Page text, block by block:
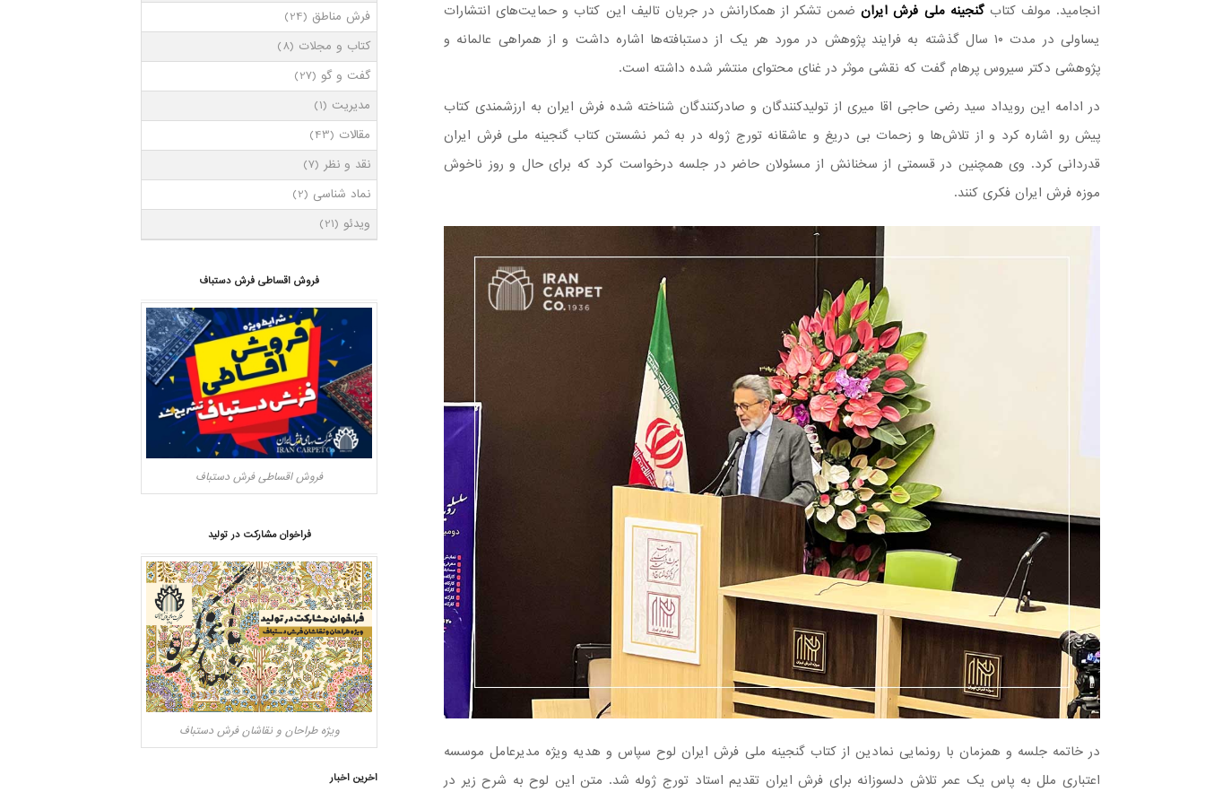
انجامید. مولف کتابگنجینه ملی فرش ایرانضمن تشکر از همکارانش در جریان تالیف این کتاب و حمایت‌های انتشارات
یساولی در مدت ۱۰ سال گذشته به فرایند پژوهش در مورد هر یک از دستبافته‌ها اشاره داشت و از همراهی عالمانه و
پژوهشی دکتر سیروس پرهام گفت که نقشی موثر در غنای محتوای منتشر شده داشته است.
در ادامه این رویداد سید رضی حاجی اقا میری از تولیدکنندگان و صادرکنندگان شناخته شده فرش ایران به ارزشمندی کتاب
پیش رو اشاره کرد و از تلاش‌ها و زحمات بی دریغ و عاشقانه تورج ژوله در به ثمر نشستن کتاب گنجینه ملی فرش ایران
قدردانی کرد. وی همچنین در قسمتی از سخنانش از مسئولان حاضر در جلسه درخواست کرد که برای حال و روز ناخوش
موزه فرش ایران فکری کنند.
در خاتمه جلسه و همزمان با رونمایی نمادین از کتاب گنجینه ملی فرش ایران لوح سپاس و هدیه ویژه مدیرعامل موسسه
اعتباری ملل به پاس یک عمر تلاش دلسوزانه برای فرش ایران تقدیم استاد تورج ژوله شد. متن این لوح به شرح زیر در
فرش مناطق (24)
کتاب و مجلات (8)
گفت و گو (27)
مدیریت (1)
مقالات (43)
نقد و نظر (7)
نماد شناسی (2)
ویدئو (21)
فروش اقساطی فرش دستباف
فروش اقساطی فرش دستباف
فراخوان مشارکت در تولید
ویژه طراحان و نقاشان فرش دستباف
اخرین اخبار